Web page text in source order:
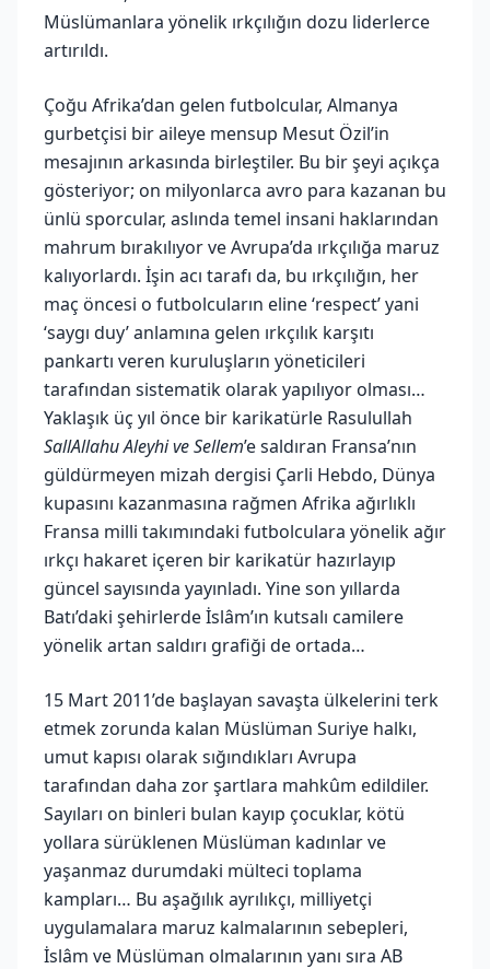
Müslümanlara yönelik ırkçılığın dozu liderlerce
artırıldı.
Çoğu Afrika’dan gelen futbolcular, Almanya
gurbetçisi bir aileye mensup Mesut Özil’in
mesajının arkasında birleştiler. Bu bir şeyi açıkça
gösteriyor; on milyonlarca avro para kazanan bu
ünlü sporcular, aslında temel insani haklarından
mahrum bırakılıyor ve Avrupa’da ırkçılığa maruz
kalıyorlardı. İşin acı tarafı da, bu ırkçılığın, her
maç öncesi o futbolcuların eline ‘respect’ yani
‘saygı duy’ anlamına gelen ırkçılık karşıtı
pankartı veren kuruluşların yöneticileri
tarafından sistematik olarak yapılıyor olması…
Yaklaşık üç yıl önce bir karikatürle Rasulullah
SallAllahu Aleyhi ve Sellem’e saldıran Fransa’nın
güldürmeyen mizah dergisi Çarli Hebdo, Dünya
kupasını kazanmasına rağmen Afrika ağırlıklı
Fransa milli takımındaki futbolculara yönelik ağır
ırkçı hakaret içeren bir karikatür hazırlayıp
güncel sayısında yayınladı. Yine son yıllarda
Batı’daki şehirlerde İslâm’ın kutsalı camilere
yönelik artan saldırı grafiği de ortada…
15 Mart 2011’de başlayan savaşta ülkelerini terk
etmek zorunda kalan Müslüman Suriye halkı,
umut kapısı olarak sığındıkları Avrupa
tarafından daha zor şartlara mahkûm edildiler.
Sayıları on binleri bulan kayıp çocuklar, kötü
yollara sürüklenen Müslüman kadınlar ve
yaşanmaz durumdaki mülteci toplama
kampları… Bu aşağılık ayrılıkçı, milliyetçi
uygulamalara maruz kalmalarının sebepleri,
İslâm ve Müslüman olmalarının yanı sıra AB